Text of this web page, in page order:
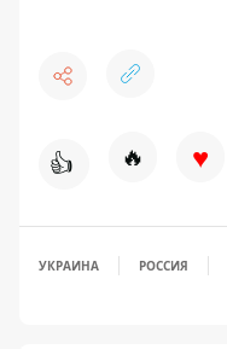
👍 🔥 ♥
УКРАИНА РОССИЯ